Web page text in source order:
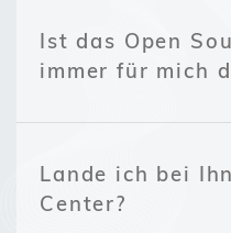
Ist das Open
immer für mich
Lande ich bei
Center?